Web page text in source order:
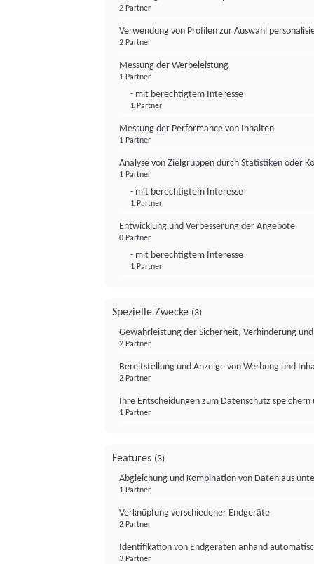
2 Partner
Verwendung von Profilen zur Auswahl
2 Partner
Messung der Werbeleistung
1 Partner
- mit berechtigtem Interesse
1 Partner
Messung der Performance von Inhalten
1 Partner
Analyse von Zielgruppen durch Statistiken oder
1 Partner
- mit berechtigtem Interesse
1 Partner
Entwicklung und Verbesserung der Angebote
0 Partner
- mit berechtigtem Interesse
1 Partner
Spezielle Zwecke (3)
Gewährleistung der Sicherheit, Verhinderung
2 Partner
Bereitstellung und Anzeige von Werbung und
2 Partner
Ihre Entscheidungen zum Datenschutz
1 Partner
Features (3)
Abgleichung und Kombination von Daten aus
1 Partner
Verknüpfung verschiedener Endgeräte
2 Partner
Identifikation von Endgeräten anhand
3 Partner